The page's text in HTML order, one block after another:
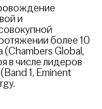
и
более 10
(Chambers Global,
в числе лидеров
1, Eminent